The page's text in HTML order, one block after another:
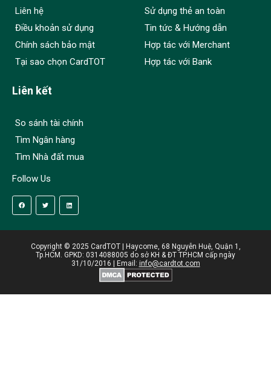
Liên hệ
Điều khoản sử dụng
Chính sách bảo mật
Tại sao chọn CardTOT
Sử dụng thẻ an toàn
Tin tức & Hướng dẫn
Hợp tác với Merchant
Hợp tác với Bank
Liên kết
So sánh tài chính
Tìm Ngân hàng
Tìm Nhà đất mua
Follow Us
Copyright © 2025 CardTOT | Haycome, 68 Nguyễn Huệ, Quận 1,
Tp.HCM. GPKD: 0314088005 do sở KH & ĐT TP.HCM cấp ngày
31/10/2016 | Email: info@cardtot.com